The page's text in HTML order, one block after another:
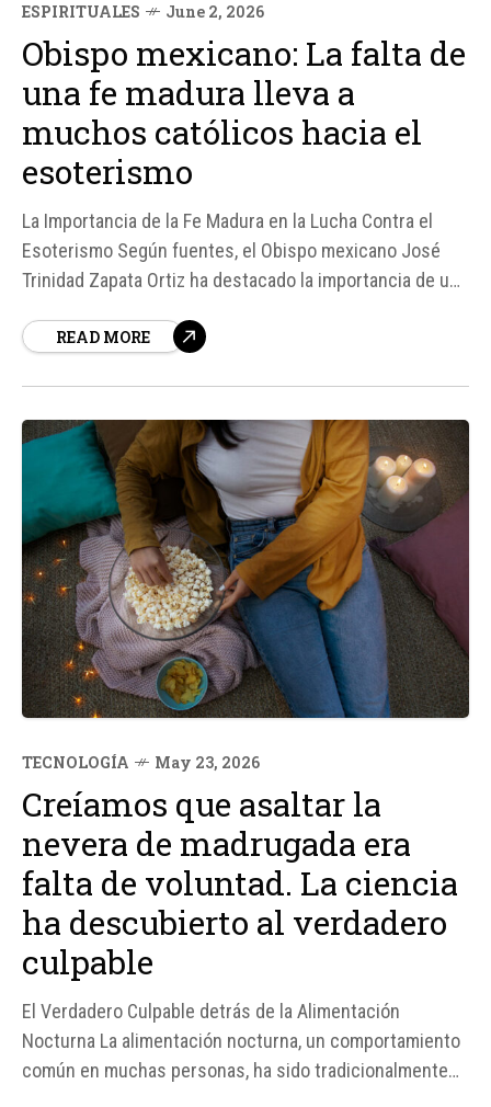
ESPIRITUALES June 2, 2026
Obispo mexicano: La falta de
una fe madura lleva a
muchos católicos hacia el
esoterismo
La Importancia de la Fe Madura en la Lucha Contra el
Esoterismo Según fuentes, el Obispo mexicano José
Trinidad Zapata Ortiz ha destacado la importancia de una
prácticas esotéricas. En una entrevista con ACI Prensa,
READ MORE
TECNOLOGÍA May 23, 2026
Creíamos que asaltar la
nevera de madrugada era
falta de voluntad. La ciencia
ha descubierto al verdadero
culpable
El Verdadero Culpable detrás de la Alimentación
Nocturna La alimentación nocturna, un comportamiento
común en muchas personas, ha sido tradicionalmente